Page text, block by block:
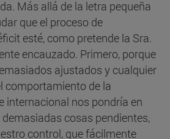
Más allá de la letra pequeña
que el proceso de
esté, como pretende la Sra.
encauzado. Primero, porque
ajustados y cualquier
comportamiento de la
internacional nos pondría en
cosas pendientes,
control, que fácilmente